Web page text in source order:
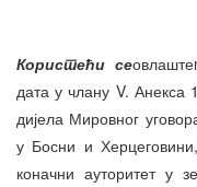
Користећи се
дата у члану V. Анекса
дијела Мировног
у Босни и
коначни ауторитет у